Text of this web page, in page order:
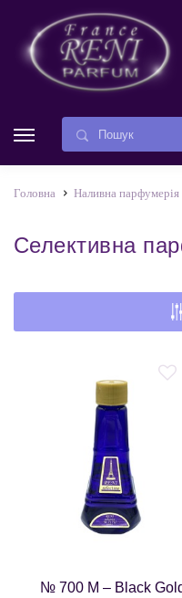
Головна Наливна парфумерія
Селективна
№ 700 М – Black